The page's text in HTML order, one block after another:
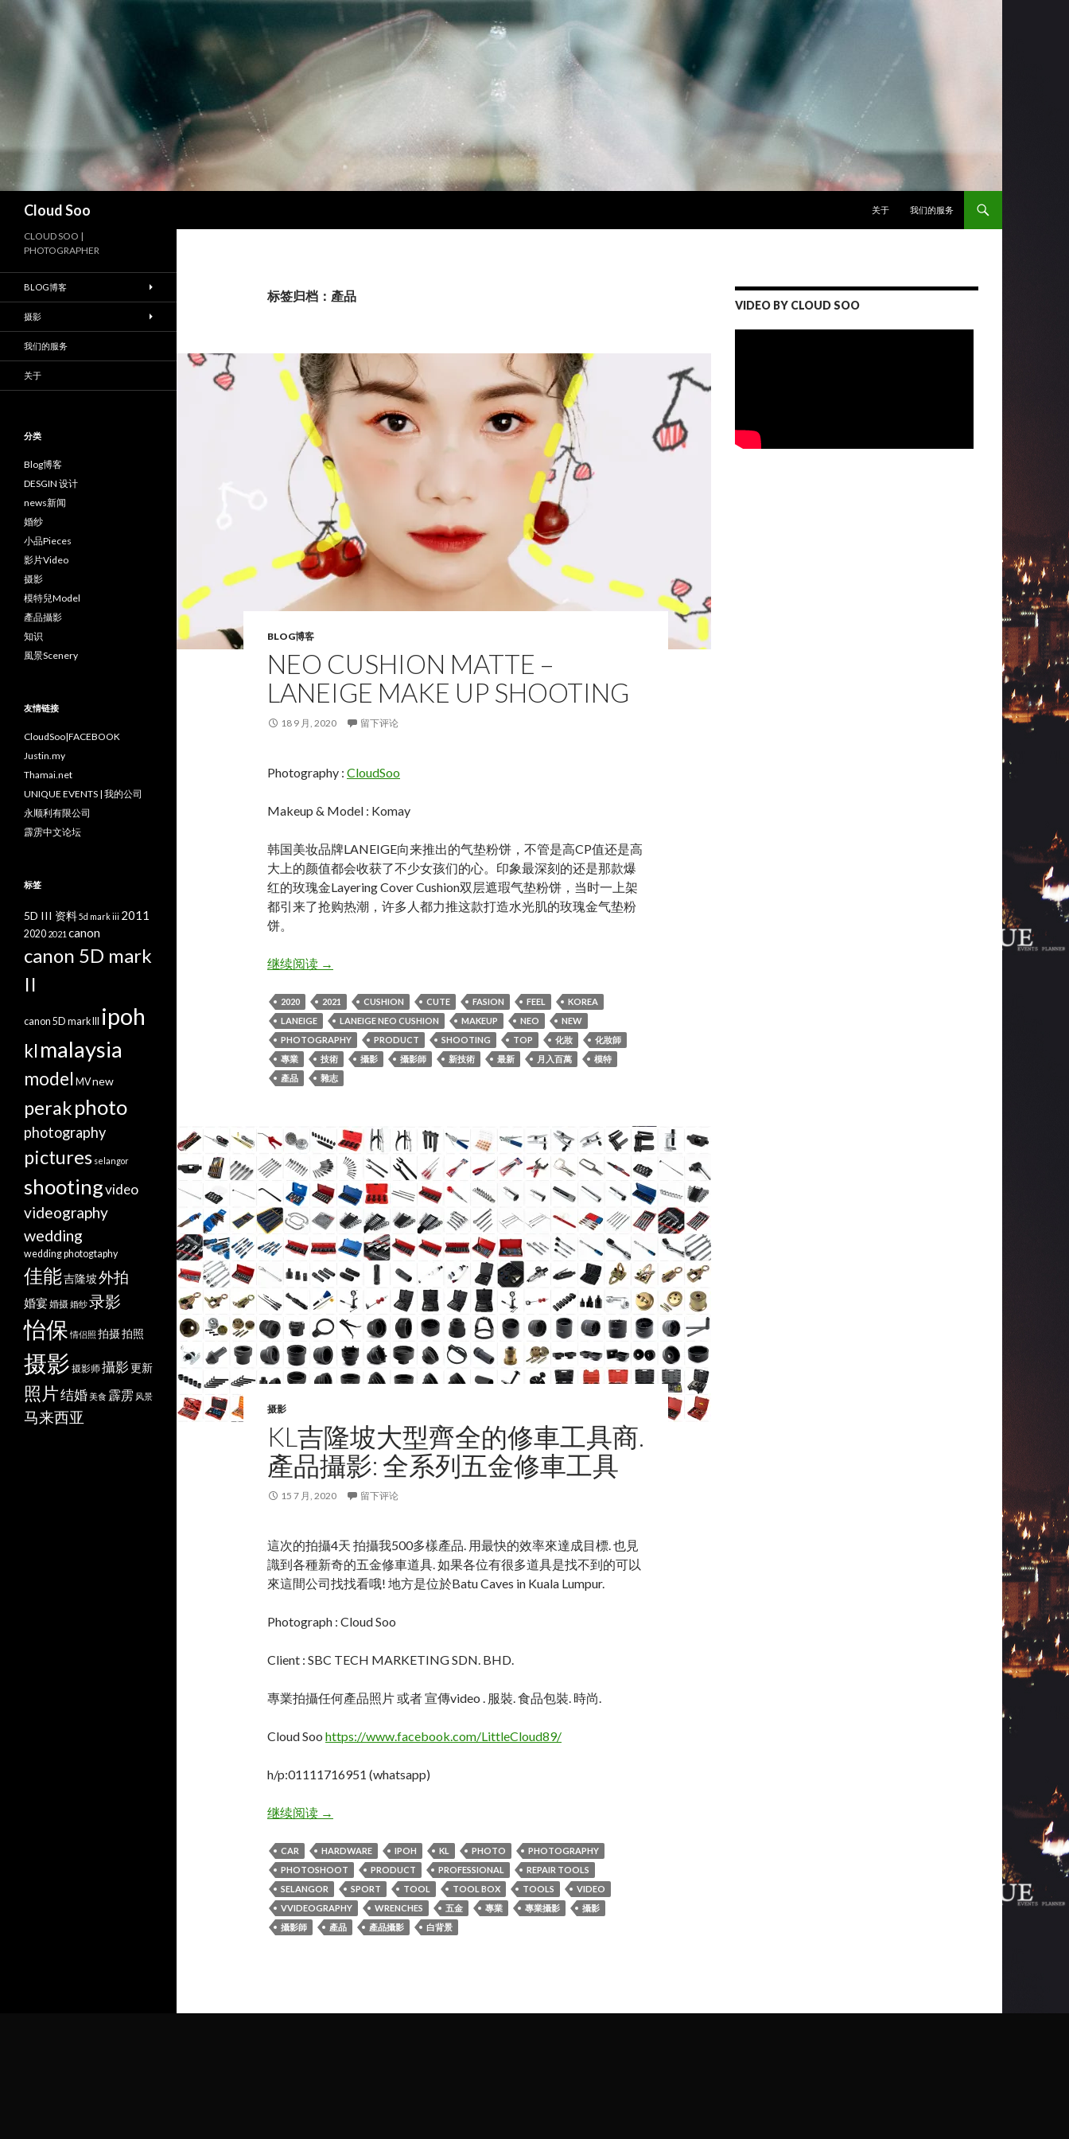
Cloud Soo
关于
我们的服务
标签归档：產品
BLOG博客
NEO CUSHION MATTE –
LANEIGE MAKE UP SHOOTING
18 9 月, 2020 留下评论
Photography : CloudSoo
Makeup & Model : Komay
韩国美妆品牌LANEIGE向来推出的气垫粉饼，不管是高CP值还是高
大上的颜值都会收获了不少女孩们的心。印象最深刻的还是那款爆
红的玫瑰金Layering Cover Cushion双层遮瑕气垫粉饼，当时一上架
都引来了抢购热潮，许多人都力推这款打造水光肌的玫瑰金气垫粉
饼。
继续阅读Neo Cushion Matte – LANEIGE Make up shooting
→
2020 2021 CUSHION CUTE FASION FEEL
KOREA
LANEIGE
LANEIGE NEO CUSHION MAKEUP NEO
NEW
PHOTOGRAPHY
PRODUCT SHOOTING TOP 化妝
化妝師
專業
技術 攝影 攝影師 新技術 最新 月入百萬
模特
產品
雜志
摄影
KL吉隆坡大型齊全的修車工具商.
產品攝影: 全系列五金修車工具
15 7 月, 2020 留下评论
這次的拍攝4天 拍攝我500多樣產品. 用最快的效率來達成目標. 也見
識到各種新奇的五金修車道具. 如果各位有很多道具是找不到的可以
來這間公司找找看哦! 地方是位於Batu Caves in Kuala Lumpur.
Photograph : Cloud Soo
Client : SBC TECH MARKETING SDN. BHD.
專業拍攝任何產品照片 或者 宣傳video . 服裝. 食品包裝. 時尚.
Cloud Soo https://www.facebook.com/LittleCloud89/
h/p:01111716951 (whatsapp)
继续阅读KL吉隆坡大型齊全的修車工具商.產品攝影: 全系列五金修車工具
→
CAR HARDWARE IPOH KL PHOTO
PHOTOGRAPHY
PHOTOSHOOT
PRODUCT PROFESSIONAL
REPAIR TOOLS
SELANGOR
SPORT TOOL TOOL BOX TOOLS
VIDEO
VVIDEOGRAPHY
WRENCHES 五金 專業 專業攝影
攝影
攝影師
產品 產品攝影 白背景
VIDEO BY CLOUD SOO
CLOUD SOO |
PHOTOGRAPHER
BLOG博客
摄影
我们的服务
关于
分类
Blog博客
DESGIN 设计
news新闻
婚纱
小品Pieces
影片Video
摄影
模特兒Model
產品攝影
知识
風景Scenery
友情链接
CloudSoo|FACEBOOK
Justin.my
Thamai.net
UNIQUE EVENTS | 我的公司
永顺利有限公司
霹雳中文论坛
标签
5D III 资料5d mark iii 2011
2020 2021 canon
canon 5D mark
II
canon 5D mark III ipoh
kl malaysia
model MVnew
perakphoto
photography
pictures selangor
shootingvideo
videography
wedding
wedding photogtaphy
佳能吉隆坡外拍
婚宴婚摄婚纱录影
怡保 情侣照 拍摄拍照
摄影 摄影师攝影更新
照片结婚美食 霹雳 风景
马来西亚